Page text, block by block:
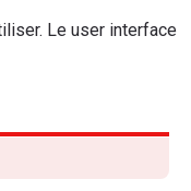
Le user interface